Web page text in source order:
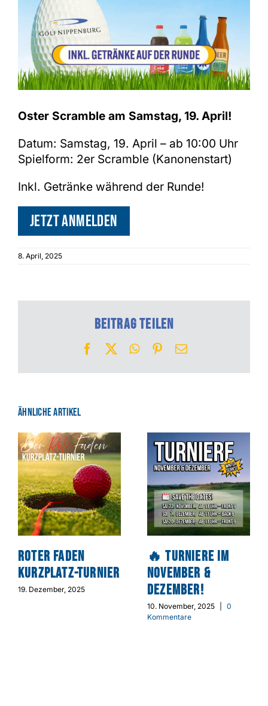
Shop
Oster Scramble am Samstag, 19. April!
Datum: Samstag, 19. April – ab 10:00 Uhr
Spielform: 2er Scramble (Kanonenstart)
Inkl. Getränke während der Runde!
Jetzt anmelden
8. April, 2025
Beitrag teilen
Facebook
X WhatsApp
Pinterest
E-
Ähnliche Artikel
Roter Faden
Kurzplatz-Turnier
19. Dezember, 2025
🔥 Turniere im
November &
Dezember!
10. November, 2025
0
Kommentare